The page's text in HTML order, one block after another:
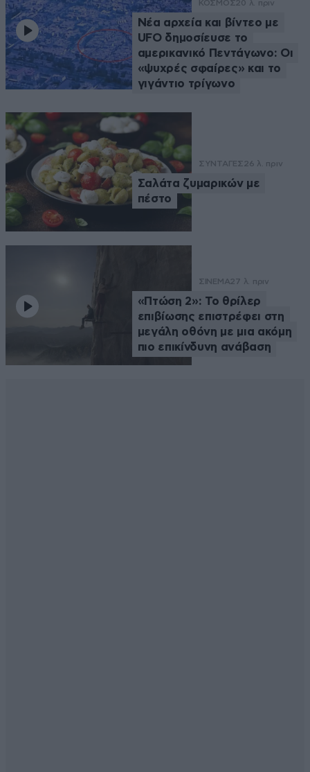
ΚΟΣΜΟΣ20 λ. πριν
Νέα αρχεία και βίντεο με
UFO δημοσίευσε το
αμερικανικό Πεντάγωνο: Οι
«ψυχρές σφαίρες» και το
γιγάντιο τρίγωνο
ΣΥΝΤΑΓΕΣ 26 λ. πριν
Σαλάτα ζυμαρικών με
πέστο
ΣΙΝΕΜΑ27 λ. πριν
«Πτώση 2»: Το θρίλερ
επιβίωσης επιστρέφει στη
μεγάλη οθόνη με μια ακόμη
πιο επικίνδυνη ανάβαση